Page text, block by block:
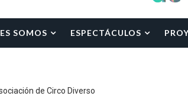
SOMOS ESPECTÁCULOS
de Circo Diverso